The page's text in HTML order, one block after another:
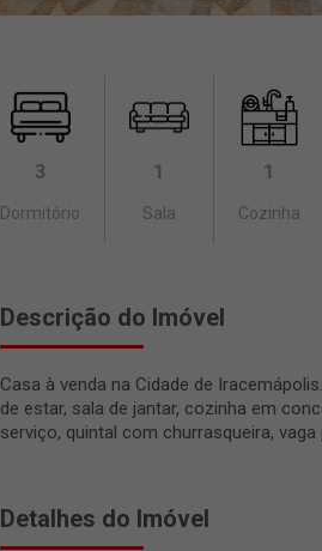
3
Dormitório
1
Sala
1
Cozinha
Descrição do Imóvel
Casa à venda na Cidade de
de estar, sala de jantar, cozinha em
serviço, quintal com churrasqueira, vaga
Detalhes do Imóvel